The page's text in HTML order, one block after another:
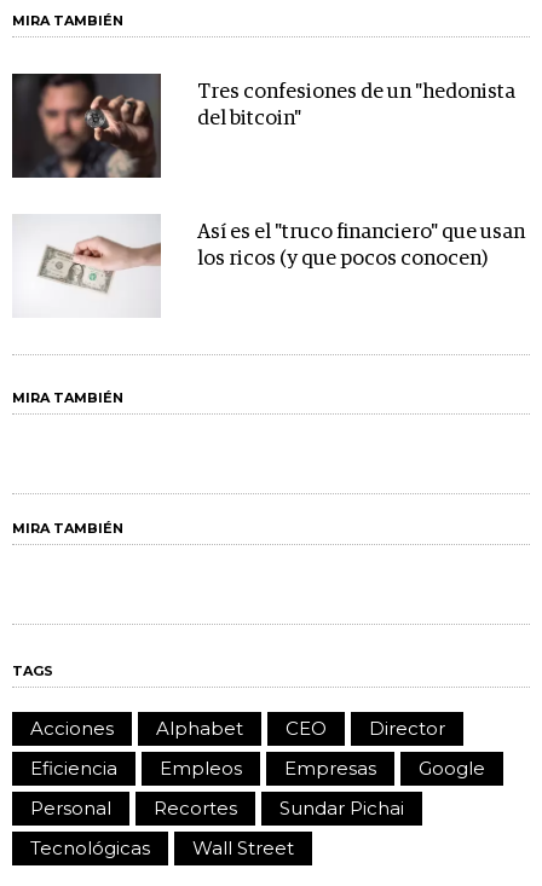
MIRA TAMBIÉN
Tres confesiones de un "hedonista
del bitcoin"
Así es el "truco financiero" que usan
los ricos (y que pocos conocen)
MIRA TAMBIÉN
MIRA TAMBIÉN
TAGS
Acciones Alphabet CEO
Director
Eficiencia
Empleos Empresas
Google
Personal
Recortes
Sundar Pichai
Tecnológicas
Wall Street